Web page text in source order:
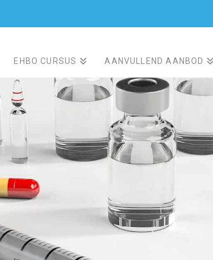
EHBO CURSUS AANVULLEND AANBOD